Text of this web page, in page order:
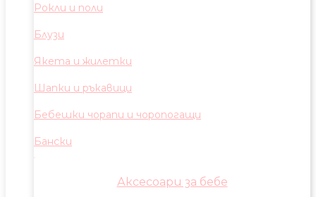
Рокли и поли
Блузи
Якета и жилетки
Шапки и ръкавици
Бебешки чорапи и чоропогащи
Бански
Аксесоари за бебе